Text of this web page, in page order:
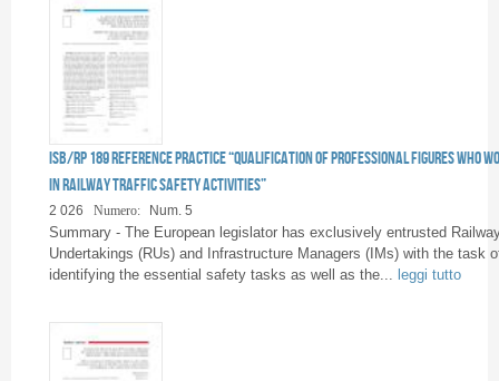
ISB/RP 189 reference practice “Qualification of professional figures who
in railway traffic safety activities”
2 026 Numero: Num. 5
Summary - The European legislator has exclusively entrusted
Undertakings (RUs) and Infrastructure Managers (IMs) with the task
identifying the essential safety tasks as well as the...
leggi tutto